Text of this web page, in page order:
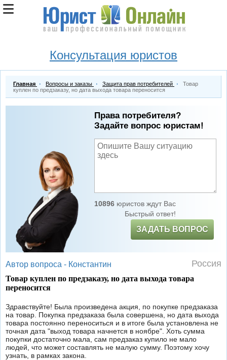
Консультация юристов
Главная Вопросы и заказы Защита прав потребителей
Товар
куплен по предзаказу, но дата выхода товара переносится
Права потребителя?
Задайте вопрос юристам!
10896юристов ждут Вас
Быстрый ответ!
ЗАДАТЬ ВОПРОС
Автор вопроса - Константин Россия
Товар куплен по предзаказу, но дата выхода товара
переносится
Здравствуйте! Была произведена акция, по покупке предзаказа
на товар. Покупка предзаказа была совершена, но дата выхода
товара постоянно переноситься и в итоге была установлена не
точная дата "выход товара начнется в ноябре". Хоть сумма
покупки достаточно мала, сам предзаказ купило не мало
людей, что может составлять не малую сумму. Поэтому хочу
узнать, в рамках закона.